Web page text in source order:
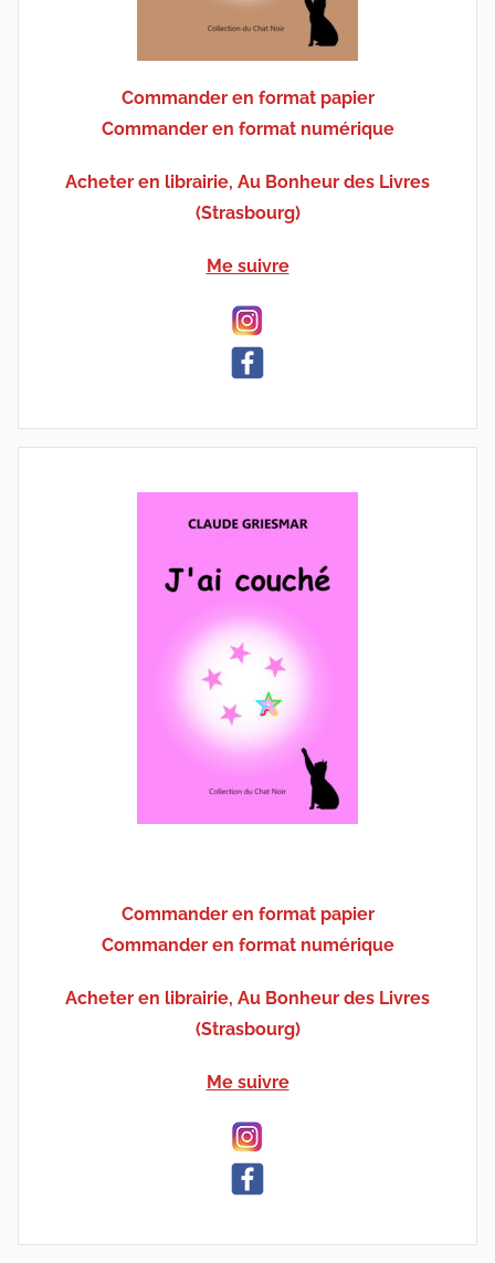
Commander en format papier
Commander en format numérique
Acheter en librairie, Au Bonheur des Livres
(Strasbourg)
Me suivre
Commander en format papier
Commander en format numérique
Acheter en librairie, Au Bonheur des Livres
(Strasbourg)
Me suivre